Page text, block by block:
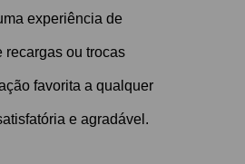
experiência de
recargas ou trocas
favorita a qualquer
e agradável.